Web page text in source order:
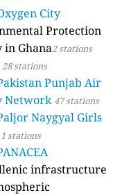
City
Protection
in Ghana2 stations
28 stations
Punjab Air
Network 47 stations
Naygyal Girls
1 stations
infrastructure